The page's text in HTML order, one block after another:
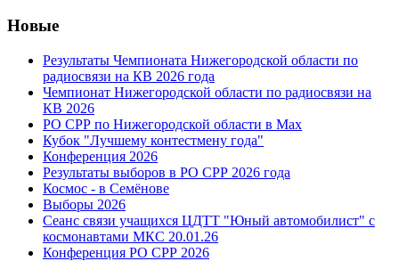
Новые
Результаты Чемпионата Нижегородской области по
радиосвязи на КВ 2026 года
Чемпионат Нижегородской области по радиосвязи на
КВ 2026
РО СРР по Нижегородской области в Max
Кубок "Лучшему контестмену года"
Конференция 2026
Результаты выборов в РО СРР 2026 года
Космос - в Семёнове
Выборы 2026
Сеанс связи учащихся ЦДТТ "Юный автомобилист" с
космонавтами МКС 20.01.26
Конференция РО СРР 2026